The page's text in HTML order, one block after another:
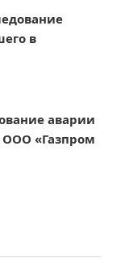
в
аварии
ООО «Газпром